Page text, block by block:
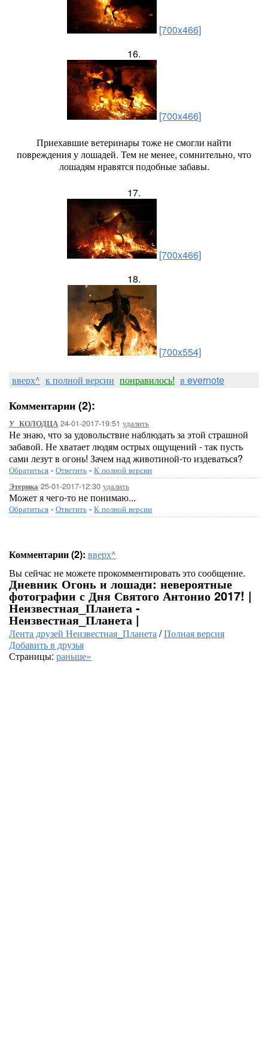
[700x466]
16.
[700x466]
Приехавшие ветеринары тоже не смогли найти
повреждения у лошадей. Тем не менее, сомнительно, что
лошадям нравятся подобные забавы.
17.
[700x466]
18.
[700x554]
вверх^ к полной версии понравилось! в evernote
Комментарии (2):
У_КОЛОДЦА 24-01-2017-19:51 удалить
Не знаю, что за удовольствие наблюдать за этой страшной
забавой. Не хватает людям острых ощущений - так пусть
сами лезут в огонь! Зачем над животиной-то издеваться?
Обратиться - Ответить - К полной версии
Этерика 25-01-2017-12:30 удалить
Может я чего-то не понимаю...
Обратиться - Ответить - К полной версии
Комментарии (2): вверх^
Вы сейчас не можете прокомментировать это сообщение.
Дневник Огонь и лошади: невероятные
фотографии с Дня Святого Антонио 2017! |
Неизвестная_Планета -
Неизвестная_Планета |
Лента друзей Неизвестная_Планета/Полная версия
Добавить в друзья
Страницы: раньше»